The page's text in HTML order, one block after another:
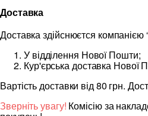
Доставка
Доставка здійснюєтся
У відділення Нової Пошти;
Кур'єрська доставка Нової
Вартість доставки від 80 грн.
Зверніть увагу! Комісію за